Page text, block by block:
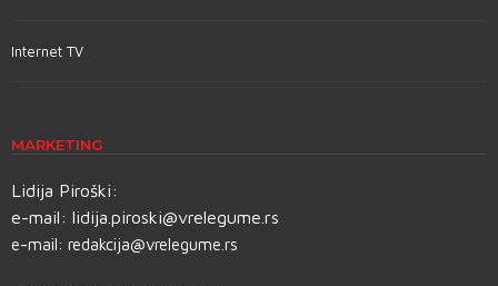
Internet TV
MARKETING
Lidija Piroški:
e-mail: lidija.piroski@vrelegume.rs
e-mail: redakcija@vrelegume.rs